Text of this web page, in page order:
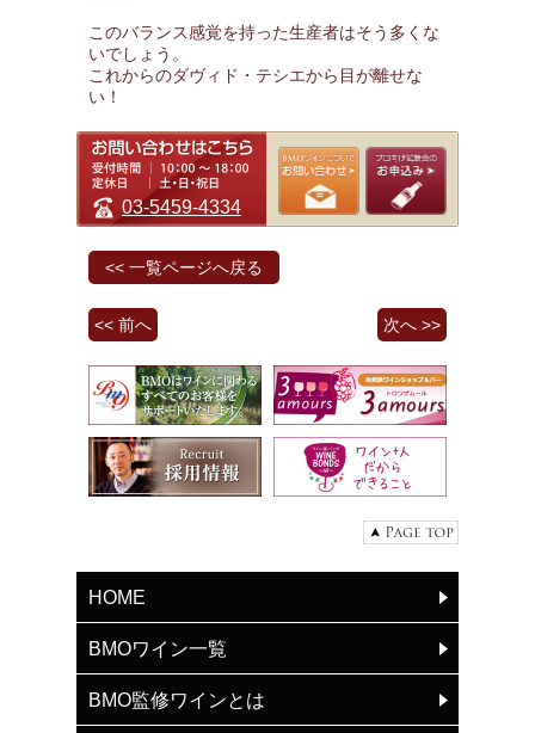
このバランス感覚を持った生産者はそう多くな
いでしょう。
これからのダヴィド・テシエから目が離せな
い！
03-5459-4334
<< 一覧ページへ戻る
<< 前へ 次へ >>
HOME
BMOワイン一覧
BMO監修ワインとは